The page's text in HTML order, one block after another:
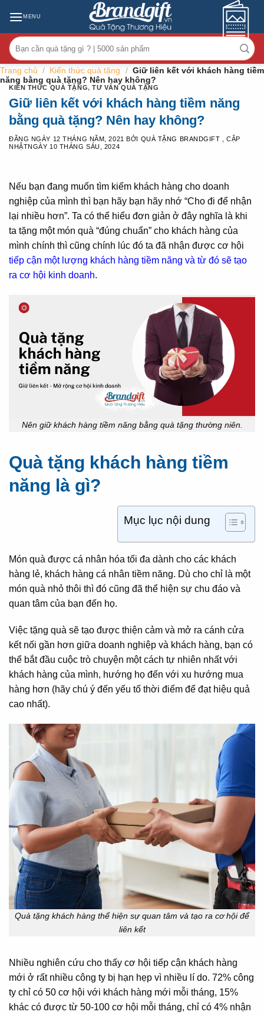
content
MENU
Tìm
kiếm:
Trang chủ / Kiến thức quà tặng / Giữ liên kết với khách hàng tiềm
năng bằng quà tặng? Nên hay không?
KIẾN THỨC QUÀ TẶNG,TƯ VẤN QUÀ TẶNG
Giữ liên kết với khách hàng tiềm năng
bằng quà tặng? Nên hay không?
ĐĂNG NGÀY 12 THÁNG NĂM, 2021BỞI QUÀ TẶNG BRANDGIFT
, CẬP
NHẬTNGÀY 10 THÁNG SÁU, 2024
Nếu bạn đang muốn tìm kiếm khách hàng cho doanh
nghiệp của mình thì bạn hãy bạn hãy nhớ “Cho đi để nhận
lại nhiều hơn”. Ta có thể hiểu đơn giản ở đây nghĩa là khi
ta tặng một món quà “đúng chuẩn” cho khách hàng của
mình chính thì cũng chính lúc đó ta đã nhận được cơ hội
tiếp cận một lượng khách hàng tiềm năng và từ đó sẽ tạo
ra cơ hội kinh doanh.
Nên giữ khách hàng tiềm năng bằng quà tặng thường niên.
Quà tặng khách hàng tiềm
năng là gì?
Mục lục nội dung
Món quà được cá nhân hóa tối đa dành cho các khách
hàng lẻ, khách hàng cá nhân tiềm năng. Dù cho chỉ là một
món quà nhỏ thôi thì đó cũng đã thể hiện sự chu đáo và
quan tâm của bạn đến họ.
Việc tặng quà sẽ tạo được thiện cảm và mở ra cánh cửa
kết nối gần hơn giữa doanh nghiệp và khách hàng, bạn có
thể bắt đầu cuộc trò chuyện một cách tự nhiên nhất với
khách hàng của mình, hướng họ đến với xu hướng mua
hàng hơn (hãy chú ý đến yếu tố thời điểm để đạt hiệu quả
cao nhất).
Quà tặng khách hàng thể hiện sự quan tâm và tạo ra cơ hội để
liên kết
Nhiều nghiên cứu cho thấy cơ hội tiếp cận khách hàng
mới ở rất nhiều công ty bị hạn hẹp vì nhiều lí do. 72% công
ty chỉ có 50 cơ hội với khách hàng mới mỗi tháng, 15%
khác có được từ 50-100 cơ hội mỗi tháng, chỉ có 4% nhận